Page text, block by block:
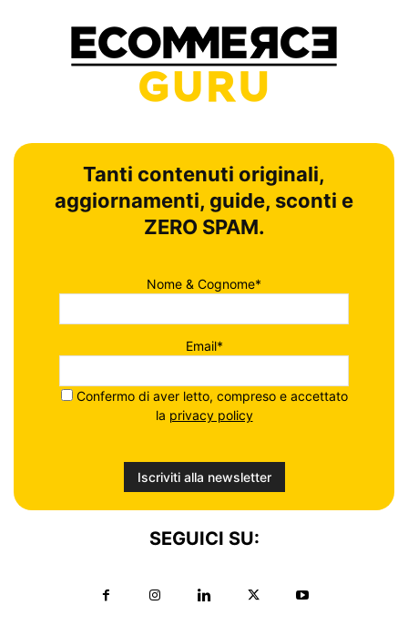
Tanti contenuti originali,
aggiornamenti, guide, sconti e
ZERO SPAM.
Nome & Cognome*
Email*
Confermo di aver letto, compreso e accettato
la privacy policy
SEGUICI SU: